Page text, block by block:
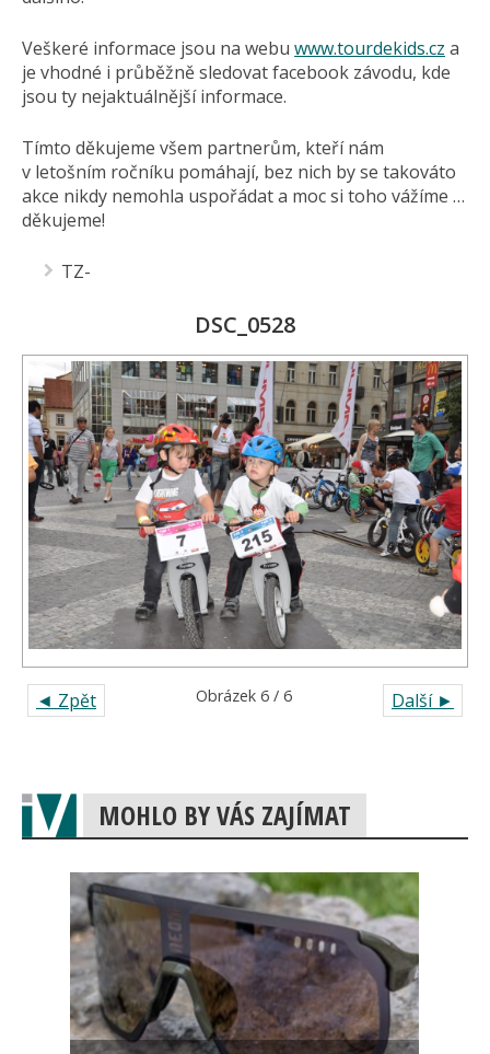
Veškeré informace jsou na webu www.tourdekids.cz a
je vhodné i průběžně sledovat facebook závodu, kde
jsou ty nejaktuálnější informace.
Tímto děkujeme všem partnerům, kteří nám
v letošním ročníku pomáhají, bez nich by se takováto
akce nikdy nemohla uspořádat a moc si toho vážíme …
děkujeme!
TZ-
DSC_0528
◄ Zpět Další ►
Obrázek 6 / 6
MOHLO BY VÁS ZAJÍMAT